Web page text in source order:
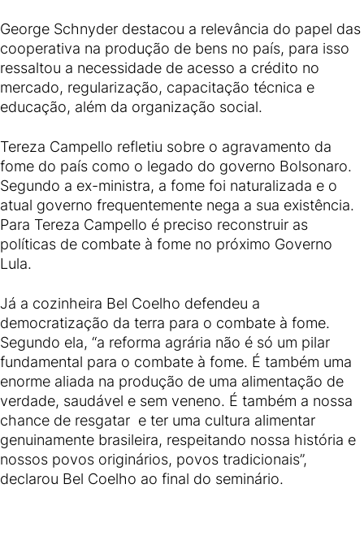
George Schnyder destacou a relevância do papel das
cooperativa na produção de bens no país, para isso
ressaltou a necessidade de acesso a crédito no
mercado, regularização, capacitação técnica e
educação, além da organização social.
Tereza Campello refletiu sobre o agravamento da
fome do país como o legado do governo Bolsonaro.
Segundo a ex-ministra, a fome foi naturalizada e o
atual governo frequentemente nega a sua existência.
Para Tereza Campello é preciso reconstruir as
políticas de combate à fome no próximo Governo
Lula.
Já a cozinheira Bel Coelho defendeu a
democratização da terra para o combate à fome.
Segundo ela, “a reforma agrária não é só um pilar
fundamental para o combate à fome. É também uma
enorme aliada na produção de uma alimentação de
verdade, saudável e sem veneno. É também a nossa
chance de resgatar e ter uma cultura alimentar
genuinamente brasileira, respeitando nossa história e
nossos povos originários, povos tradicionais”,
declarou Bel Coelho ao final do seminário.